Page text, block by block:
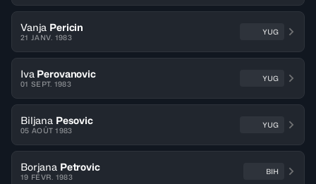
Vanja Pericin
21 JANV. 1983
YUG
Iva Perovanovic
01 SEPT. 1983
YUG
Biljana Pesovic
05 AOÛT 1983
YUG
Borjana Petrovic
19 FÉVR. 1983
BIH